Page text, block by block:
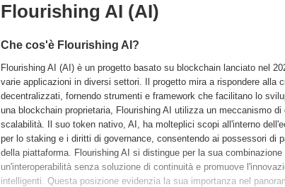
Flourishing AI (AI)
Che cos'è Flourishing AI?
Flourishing AI (AI) è un progetto basato su blockchain lanciato nel
varie applicazioni in diversi settori. Il progetto mira a rispondere alla
decentralizzati, fornendo strumenti e framework che facilitano lo
una blockchain proprietaria, Flourishing AI utilizza un meccanismo
scalabilità. Il suo token nativo, AI, ha molteplici scopi all'interno
per lo staking e i diritti di governance, consentendo ai possessori di
della piattaforma. Flourishing AI si distingue per la sua
un'interoperabilità senza soluzione di continuità e promuove
intelligenti. Questa posizione evidenzia la sua importanza nel